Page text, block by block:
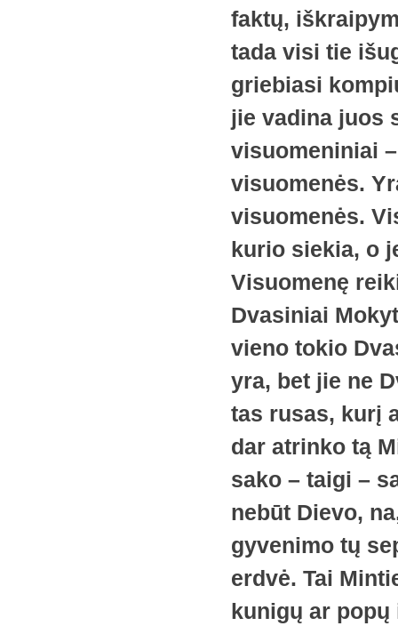
faktų,
tada visi tie
griebiasi
jie vadina juos
visuomeniniai
visuomenės.
visuomenės.
kurio siekia, o
Visuomenę
Dvasiniai
vieno tokio
yra, bet jie ne
tas rusas, kurį
dar atrinko tą
sako – taigi –
nebūt Dievo,
gyvenimo tų
erdvė. Tai
kunigų ar